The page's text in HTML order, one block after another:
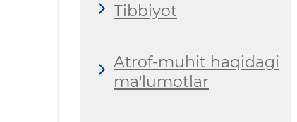
Tibbiyot
Atrof-muhit haqidagi
ma'lumotlar